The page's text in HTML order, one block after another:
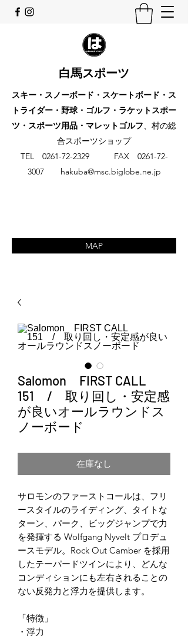
白馬スポーツ
スキー・スノーボード・スケートボード・ス
トライダー・野球・ゴルフ・ラケットスポー
ツ・スポーツ用品・マレットゴルフ、村の総
合スポーツショップ
​TEL0261-72-2329FAX0261-72-
3007
hakuba@msc.biglobe.ne.jp
MAP
Salomon FIRST CALL
151 / 取り回し・安定感
が良いオールラウンドス
ノーボード
在庫なし
サロモンのファーストコールは、フリ
ースタイルのライディング、タイトな
ターン、パーク、ビッグジャンプで力
を発揮する Wolfgang Nyvelt プロデュ
ースモデル。Rock Out Camber を採用
したテーパードツインにより、どんな
コンディションにも左右されることの
ない反発力と浮力を提供します。
「特徴」
・浮力